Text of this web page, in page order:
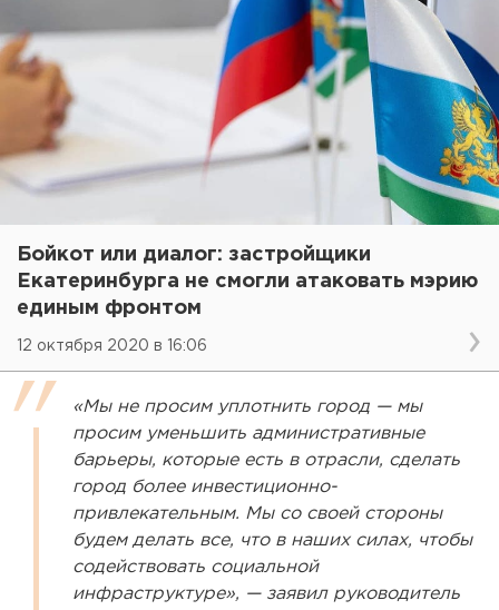
Бойкот или диалог: застройщики
Екатеринбурга не смогли атаковать мэрию
единым фронтом
12 октября 2020 в 16:06
«Мы не просим уплотнить город — мы
просим уменьшить административные
барьеры, которые есть в отрасли, сделать
город более инвестиционно-
привлекательным. Мы со своей стороны
будем делать все, что в наших силах, чтобы
содействовать социальной
инфраструктуре», — заявил руководитель